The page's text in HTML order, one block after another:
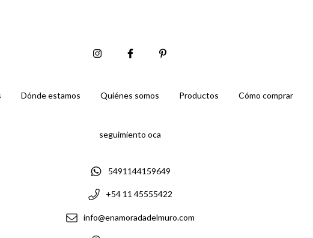
Dónde estamos Quiénes somos Productos Cómo comprar
seguimiento oca
5491144159649
+54 11 45555422
info@enamoradadelmuro.com